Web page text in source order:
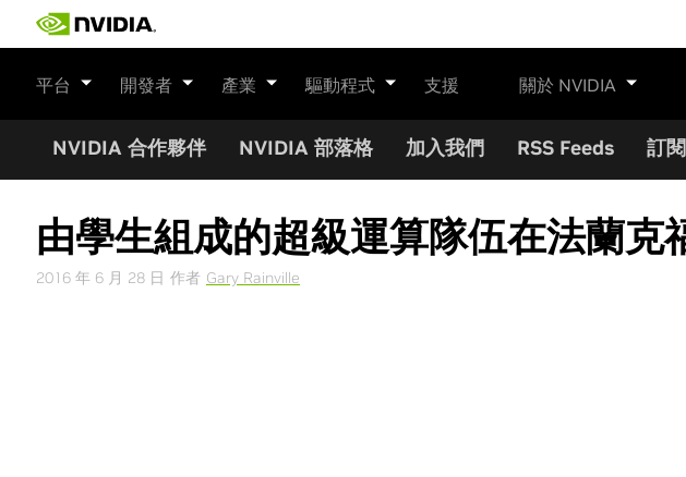
平台 開發者 產業 驅動程式 支援 關於 NVIDIA
NVIDIA 合作夥伴 NVIDIA 部落格 加入我們 RSS Feeds 訂
由學生組成的超級運算隊伍在法蘭
2016 年 6 月 28 日 作者 Gary Rainville